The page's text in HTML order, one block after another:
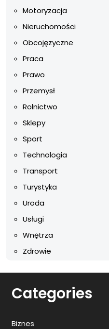
Motoryzacja
Nieruchomości
Obcojęzyczne
Praca
Prawo
Przemysł
Rolnictwo
Sklepy
Sport
Technologia
Transport
Turystyka
Uroda
Usługi
Wnętrza
Zdrowie
Categories
Biznes